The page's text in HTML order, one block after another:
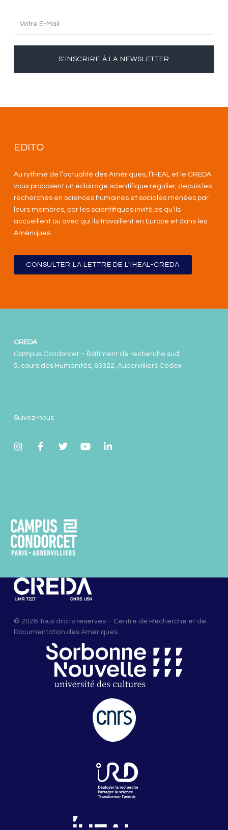
S'INSCRIRE À LA NEWSLETTER
EDITO
Au rythme de l’actualité des Amériques, l’IHEAL et le CREDA
vous proposent un éclairage scientifique régulier, depuis les
recherches en sciences humaines et sociales menées par
leurs membres, par les scientifiques invité.es qu’ils
accueillent ou avec qui ils travaillent en Europe et dans les
Amériques.
CONSULTER LA LETTRE DE L'IHEAL-CREDA
© 2026 Tous droits réservés – Centre de Recherche et de
Documentation des Amériques.
CREDA
Campus Condorcet – Bâtiment de recherche sud
5, cours des Humanités, 93322, Aubervilliers Cedex
Suivez-nous